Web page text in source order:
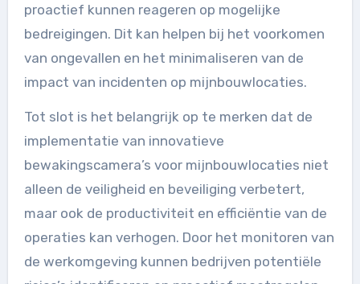
proactief kunnen reageren op mogelijke
bedreigingen. Dit kan helpen bij het voorkomen
van ongevallen en het minimaliseren van de
impact van incidenten op mijnbouwlocaties.
Tot slot is het belangrijk op te merken dat de
implementatie van innovatieve
bewakingscamera’s voor mijnbouwlocaties niet
alleen de veiligheid en beveiliging verbetert,
maar ook de productiviteit en efficiëntie van de
operaties kan verhogen. Door het monitoren van
de werkomgeving kunnen bedrijven potentiële